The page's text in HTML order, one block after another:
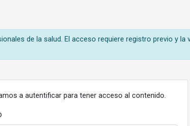
de la salud. El acceso requiere registro previo y la
a autentificar para tener acceso al contenido.